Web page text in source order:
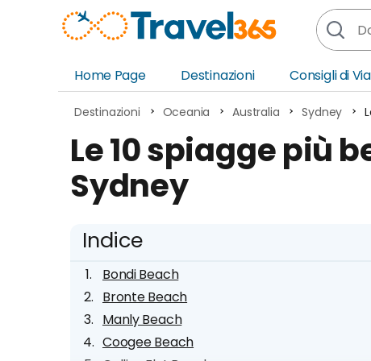
Home Page
Destinazioni
Africa
Europa
Oceania
Nord America
Sud America
Consigli di
Destinazioni Oceania Australia Sydney
Le 10 spiagge più
Sydney
Indice
Bondi Beach
Bronte Beach
Manly Beach
Coogee Beach